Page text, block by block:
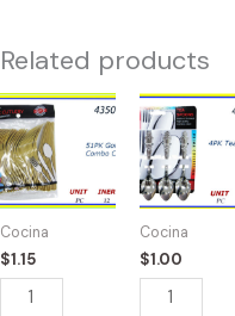
Related products
Cocina
$1.15
43509
-
CUBIERTOS
DORADOS
(48)
quantity
Cocina
$1.00
40110
-
CUCHARITAS
PARA
TEA
(4)
quantity